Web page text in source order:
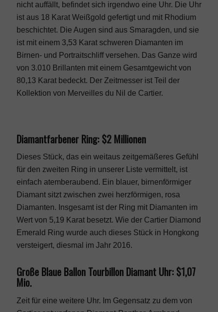
nicht auffällt, befindet sich irgendwo eine Uhr. Die Uhr
ist aus 18 Karat Weißgold gefertigt und mit Rhodium
beschichtet. Die Augen sind aus Smaragden, und sie
ist mit einem 3,53 Karat schweren Diamanten im
Birnen- und Portraitschliff versehen. Das Ganze wird
von 3.010 Brillanten mit einem Gesamtgewicht von
80,13 Karat bedeckt. Der Zeitmesser ist Teil der
Kollektion von Merveilles du Nil de Cartier.
Diamantfarbener Ring: $2 Millionen
Dieses Stück, das ein weitaus zeitgemäßeres Gefühl
für den zweiten Ring in unserer Liste vermittelt, ist
einfach atemberaubend. Ein blauer, birnenförmiger
Diamant sitzt zwischen zwei herzförmigen, rosa
Diamanten. Insgesamt ist der Ring mit Diamanten im
Wert von 5,19 Karat besetzt. Wie der Cartier Diamond
Emerald Ring wurde auch dieses Stück in Hongkong
versteigert, diesmal im Jahr 2016.
Große Blaue Ballon Tourbillon Diamant Uhr: $1,07
Mio.
Zeit für eine weitere Uhr. Im Gegensatz zu dem von